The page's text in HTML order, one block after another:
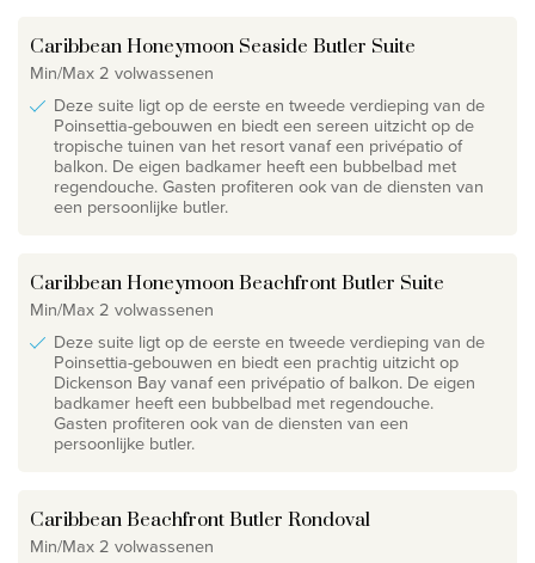
Caribbean Honeymoon Seaside Butler Suite
Min/Max 2 volwassenen
Deze suite ligt op de eerste en tweede verdieping van de
Poinsettia-gebouwen en biedt een sereen uitzicht op de
tropische tuinen van het resort vanaf een privépatio of
balkon. De eigen badkamer heeft een bubbelbad met
regendouche. Gasten profiteren ook van de diensten van
een persoonlijke butler.
Caribbean Honeymoon Beachfront Butler Suite
Min/Max 2 volwassenen
Deze suite ligt op de eerste en tweede verdieping van de
Poinsettia-gebouwen en biedt een prachtig uitzicht op
Dickenson Bay vanaf een privépatio of balkon. De eigen
badkamer heeft een bubbelbad met regendouche.
Gasten profiteren ook van de diensten van een
persoonlijke butler.
Caribbean Beachfront Butler Rondoval
Min/Max 2 volwassenen